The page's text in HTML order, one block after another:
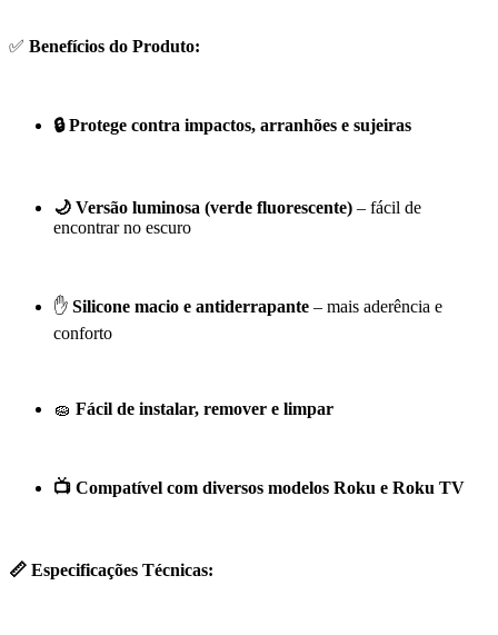
✅ Benefícios do Produto:
🔒 Protege contra impactos, arranhões e sujeiras
🌙 Versão luminosa (verde fluorescente) – fácil de
encontrar no escuro
✋ Silicone macio e antiderrapante – mais aderência e
conforto
🧽 Fácil de instalar, remover e limpar
📺 Compatível com diversos modelos Roku e Roku TV
📏 Especificações Técnicas: